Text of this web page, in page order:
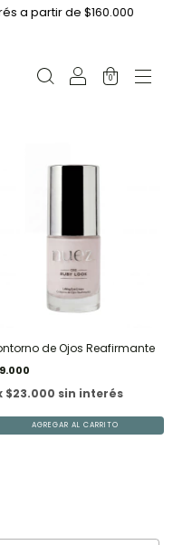
a partir de $160.000
0
de Ojos Reafirmante
$23.000 sin interés